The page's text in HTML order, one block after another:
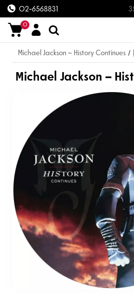
מעל 350
02-6568831
0
/
Michael Jackson – History Continues
Michael Jackson –